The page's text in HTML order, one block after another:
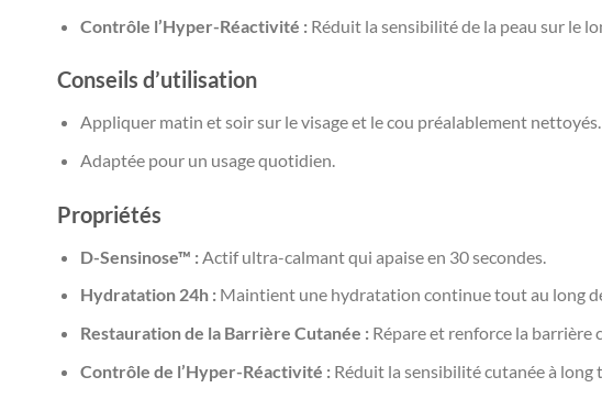
Contrôle l’Hyper-Réactivité :Réduit la sensibilité de la peau sur le
Conseils d’utilisation
Appliquer matin et soir sur le visage et le cou préalablement nettoyés.
Adaptée pour un usage quotidien.
Propriétés
D-Sensinose™ :Actif ultra-calmant qui apaise en 30 secondes.
Hydratation 24h :Maintient une hydratation continue tout au long
Restauration de la Barrière Cutanée :Répare et renforce la barrière
Contrôle de l’Hyper-Réactivité :Réduit la sensibilité cutanée à long